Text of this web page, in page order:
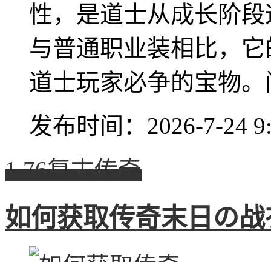
性，是道士从成长阶
与普通职业装相比，
道士玩家必争的宝物
发布时间：2026-7-24
1.76复古传奇
如何获取传奇末日の